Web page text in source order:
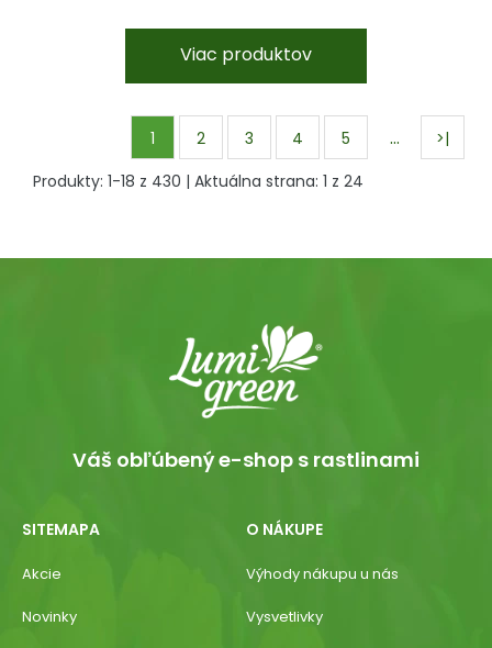
Viac produktov
1 2 3 4 5 …
>|
Produkty: 1-18 z 430 | Aktuálna strana: 1 z 24
Váš obľúbený e-shop s rastlinami
SITEMAPA
Akcie
Novinky
O NÁKUPE
Výhody nákupu u nás
Vysvetlivky